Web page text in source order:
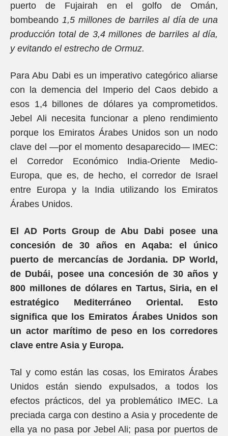
puerto de Fujairah en el golfo de Omán,
bombeando 1,5 millones de barriles al día de una
producción total de 3,4 millones de barriles al día,
y evitando el estrecho de Ormuz.
Para Abu Dabi es un imperativo categórico aliarse
con la demencia del Imperio del Caos debido a
esos 1,4 billones de dólares ya comprometidos.
Jebel Ali necesita funcionar a pleno rendimiento
porque los Emiratos Árabes Unidos son un nodo
clave del —por el momento desaparecido— IMEC:
el Corredor Económico India-Oriente Medio-
Europa, que es, de hecho, el corredor de Israel
entre Europa y la India utilizando los Emiratos
Árabes Unidos.
El AD Ports Group de Abu Dabi posee una
concesión de 30 años en Aqaba: el único
puerto de mercancías de Jordania. DP World,
de Dubái, posee una concesión de 30 años y
800 millones de dólares en Tartus, Siria, en el
estratégico Mediterráneo Oriental. Esto
significa que los Emiratos Árabes Unidos son
un actor marítimo de peso en los corredores
clave entre Asia y Europa.
Tal y como están las cosas, los Emiratos Árabes
Unidos están siendo expulsados, a todos los
efectos prácticos, del ya problemático IMEC. La
preciada carga con destino a Asia y procedente de
ella ya no pasa por Jebel Ali; pasa por puertos de